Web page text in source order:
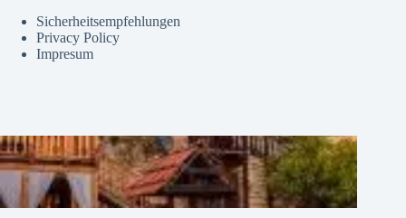
Sicherheitsempfehlungen
Privacy Policy
Impresum